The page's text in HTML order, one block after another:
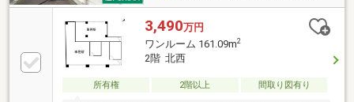
3,490万円
ワンルーム 161.09m2
2階 北西
所有権 2階以上 間取り図有り